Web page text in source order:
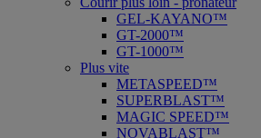
GEL-KAYANO™
GT-2000™
GT-1000™
Plus vite
METASPEED™
SUPERBLAST™
MAGIC SPEED™
NOVABLAST™